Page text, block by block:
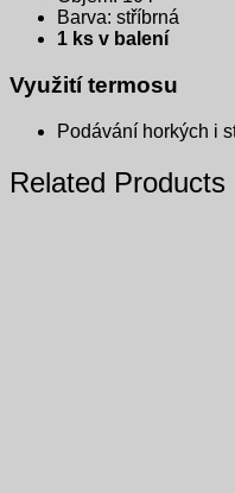
Barva: stříbrná
1 ks v balení
Využití termosu
Podávání horkých i
Related Products